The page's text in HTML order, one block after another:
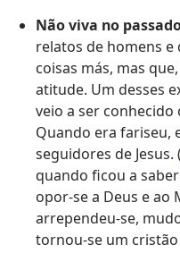
Não viva no
relatos de homens
coisas más, mas
atitude. Um desses
veio a ser
Quando era fariseu,
seguidores de Jesus. (
quando ficou a
opor-se a Deus e ao
arrependeu-se,
tornou-se um cristão